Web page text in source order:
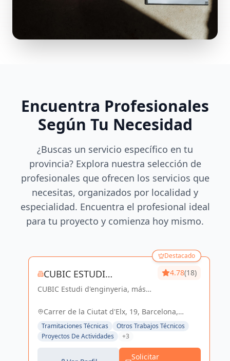
Encuentra Profesionales
Según Tu Necesidad
¿Buscas un servicio específico en tu
provincia? Explora nuestra selección de
profesionales que ofrecen los servicios que
necesitas, organizados por localidad y
especialidad. Encuentra el profesional ideal
para tu proyecto y comienza hoy mismo.
Destacado
CUBIC ESTUDI
D'ENGINYERIA S.L.
CUBIC Estudi d'enginyeria, más
de Arquitectura e Ingeniería con
4.78(18)
Carrer de la Ciutat d'Elx, 19, Barcelona,
España, España
Tramitaciones Técnicas
Otros Trabajos Técnicos
Proyectos De Actividades
+3
Solicitar